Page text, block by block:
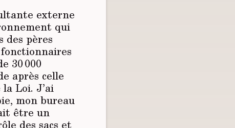
externe
qui
des pères
30 000
après celle
Loi. J’ai
mon bureau
être un
des sacs et